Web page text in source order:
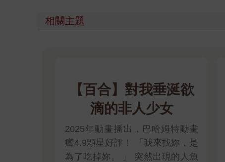
相關主題
【百合】對我垂涎欲
滴的非人少女
2025年動畫播出，巴哈姆特動畫
瘋4.9顆星好評！ 「我來找妳，是
為了吃掉妳。 」 突然出現的人魚